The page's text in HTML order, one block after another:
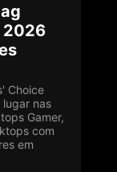
2026
Choice
nas
Gamer,
com
em